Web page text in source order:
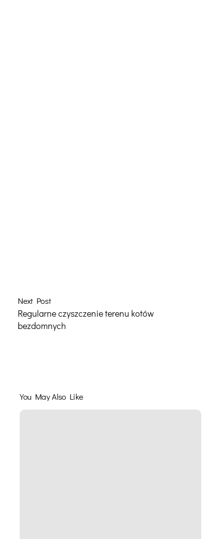
Next Post
Regularne czyszczenie terenu kotów
bezdomnych
You May Also Like
Okres